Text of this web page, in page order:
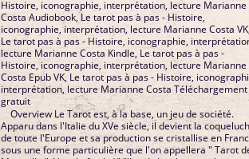
Histoire, iconographie, interprétation, lecture Marianne
Costa Audiobook, Le tarot pas à pas - Histoire,
iconographie, interprétation, lecture Marianne Costa
Le tarot pas à pas - Histoire, iconographie, interprétation,
lecture Marianne Costa Kindle, Le tarot pas à pas -
Histoire, iconographie, interprétation, lecture Marianne
Costa Epub VK, Le tarot pas à pas - Histoire, iconographie,
interprétation, lecture Marianne Costa Téléchargement
gratuit
Overview Le Tarot est, à la base, un jeu de société.
Apparu dans l'Italie du XVe siècle, il devient la
de toute l'Europe et sa production se cristallise en
sous une forme particulière que l'on appellera " Tarot